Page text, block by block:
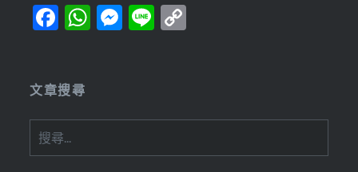
Facebook
WhatsApp
Messenger
Line
文章搜尋
尋